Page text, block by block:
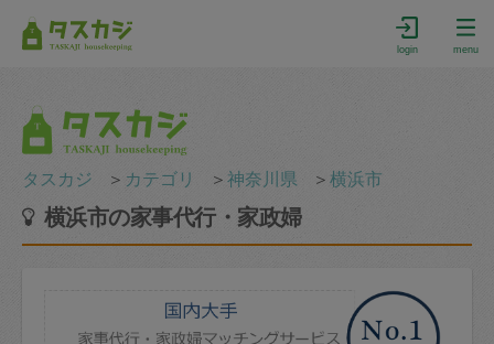
login menu
タスカジ ＞ カテゴリ ＞神奈川県 ＞横浜市
横浜市の家事代行・家政婦